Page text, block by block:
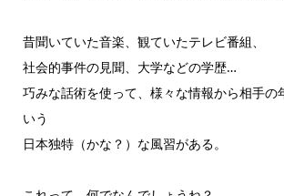
昔聞いていた音楽、観ていたテレビ番組、
社会的事件の見聞、大学などの学歴…
巧みな話術を使って、様々な情報から相手の
いう
日本独特（かな？）な風習がある。